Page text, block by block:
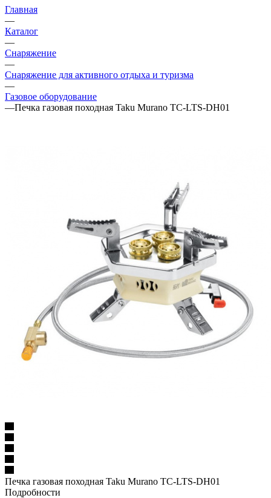
Главная
—
Каталог
—
Снаряжение
—
Снаряжение для активного отдыха и туризма
—
Газовое оборудование
—Печка газовая походная Taku Murano TC-LTS-DH01
Печка газовая походная Taku Murano TC-LTS-DH01
Подробности